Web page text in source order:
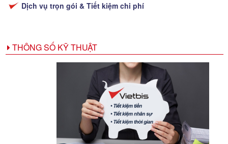
Dịch vụ trọn gói & Tiết kiệm chi phí
THÔNG SỐ KỸ THUẬT